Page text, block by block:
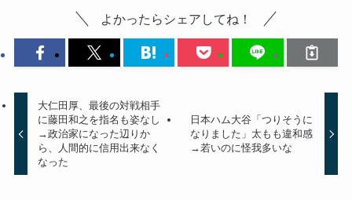
よかったらシェアしてね！
大仁田厚、最後の対戦相手
に藤田和之を指名も姿なし
→政治家になった辺りか
ら、人間的に信用出来なく
なった
日本ハム大谷「つりそうに
なりました」太もも違和感
→若いのに怪我多いな